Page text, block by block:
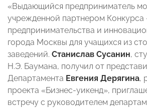
«Выдающийся предприниматель
учрежденной партнером
предпринимательства и
города Москвы для учащихся из
заведений. Станислав Сусанин,
Н.Э. Баумана, получил от
Департамента Евгения Дерягина,
проекта «Бизнес-уикенд»,
встречу с руководителем